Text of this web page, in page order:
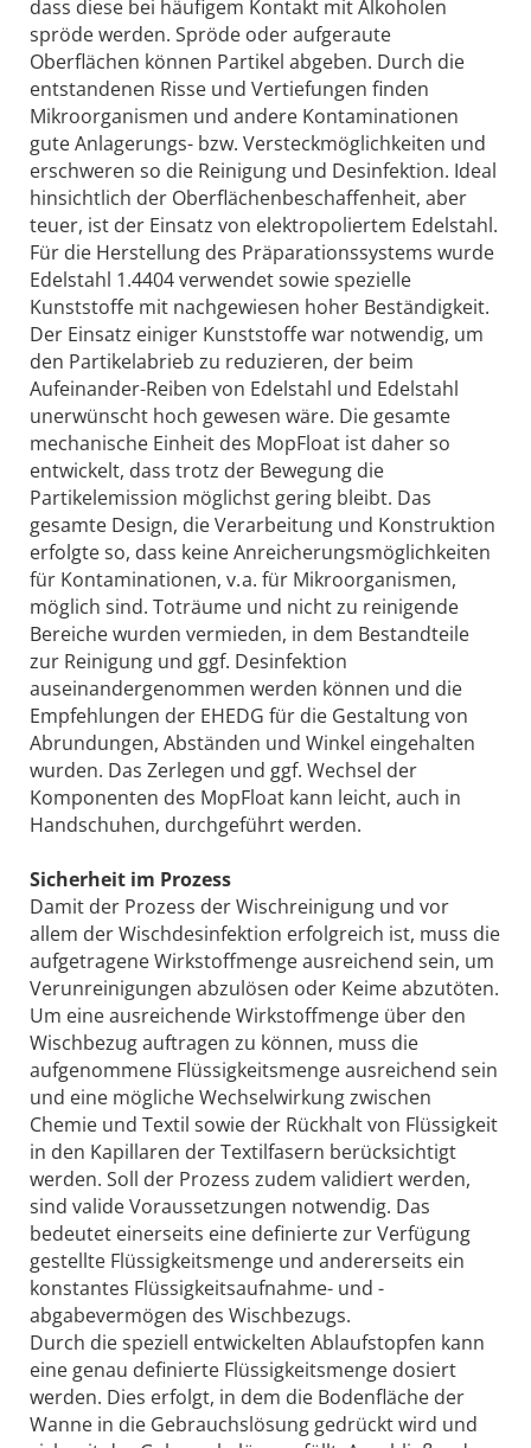
dass diese bei häufigem Kontakt mit Alkoholen
spröde werden. Spröde oder aufgeraute
Oberflächen können Partikel abgeben. Durch die
entstandenen Risse und Vertiefungen finden
Mikroorganismen und andere Kontaminationen
gute Anlagerungs- bzw. Versteckmöglichkeiten und
erschweren so die Reinigung und Desinfektion. Ideal
hinsichtlich der Oberflächenbeschaffenheit, aber
teuer, ist der Einsatz von elektropoliertem Edelstahl.
Für die Herstellung des Präparationssystems wurde
Edelstahl 1.4404 verwendet sowie spezielle
Kunststoffe mit nachgewiesen hoher Beständigkeit.
Der Einsatz einiger Kunststoffe war notwendig, um
den Partikelabrieb zu reduzieren, der beim
Aufeinander-Reiben von Edelstahl und Edelstahl
unerwünscht hoch gewesen wäre. Die gesamte
mechanische Einheit des MopFloat ist daher so
entwickelt, dass trotz der Bewegung die
Partikelemission möglichst gering bleibt. Das
gesamte Design, die Verarbeitung und Konstruktion
erfolgte so, dass keine Anreicherungsmöglichkeiten
für Kontaminationen, v. a. für Mikroorganismen,
möglich sind. Toträume und nicht zu reinigende
Bereiche wurden vermieden, in dem Bestandteile
zur Reinigung und ggf. Desinfektion
auseinandergenommen werden können und die
Empfehlungen der EHEDG für die Gestaltung von
Abrundungen, Abständen und Winkel eingehalten
wurden. Das Zerlegen und ggf. Wechsel der
Komponenten des MopFloat kann leicht, auch in
Handschuhen, durchgeführt werden.
Sicherheit im Prozess
Damit der Prozess der Wischreinigung und vor
allem der Wischdesinfektion erfolgreich ist, muss die
aufgetragene Wirkstoffmenge ausreichend sein, um
Verunreinigungen abzulösen oder Keime abzutöten.
Um eine ausreichende Wirkstoffmenge über den
Wischbezug auftragen zu können, muss die
aufgenommene Flüssigkeitsmenge ausreichend sein
und eine mögliche Wechselwirkung zwischen
Chemie und Textil sowie der Rückhalt von Flüssigkeit
in den Kapillaren der Textilfasern berücksichtigt
werden. Soll der Prozess zudem validiert werden,
sind valide Voraussetzungen notwendig. Das
bedeutet einerseits eine definierte zur Verfügung
gestellte Flüssigkeitsmenge und andererseits ein
konstantes Flüssigkeitsaufnahme- und -
abgabevermögen des Wischbezugs.
Durch die speziell entwickelten Ablaufstopfen kann
eine genau definierte Flüssigkeitsmenge dosiert
werden. Dies erfolgt, in dem die Bodenfläche der
Wanne in die Gebrauchslösung gedrückt wird und